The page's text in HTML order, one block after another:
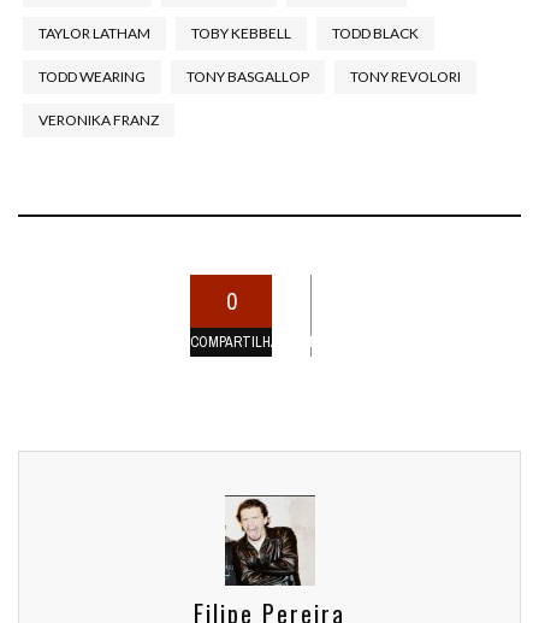
TAYLOR LATHAM TOBY KEBBELL TODD BLACK
TODD WEARING TONY BASGALLOP TONY REVOLORI
VERONIKA FRANZ
0
COMPARTILHAMENTOS
Filipe Pereira